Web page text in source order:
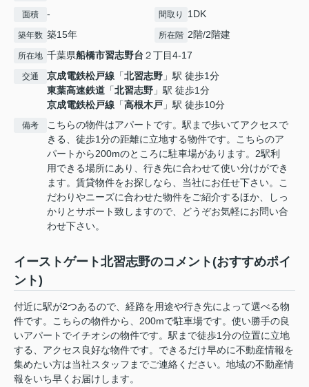
面積 - 間取り 1DK
築年数 築15年 所在階 2階/2階建
所在地 千葉県船橋市習志野台 ２丁目4-17
交通 京成電鉄松戸線 「北習志野 」駅 徒歩1分
東葉高速鉄道 「北習志野 」駅 徒歩1分
京成電鉄松戸線 「高根木戸 」駅 徒歩10分
備考
こちらの物件はアパートです。駅まで歩いてアクセスで
きる、徒歩1分の距離に立地する物件です。こちらのア
パートから200mのところに駐車場があります。2駅利
用できる場所にあり、行き先に合わせて使い分けができ
ます。賃貸物件をお探しなら、当社にお任せ下さい。こ
だわりやニーズに合わせた物件をご紹介するほか、しっ
かりとサポート致しますので、どうぞお気軽にお問い合
わせ下さい。
イーストゲート北習志野のコメント(おすすめポイ
ント)
付近に駅が2つあるので、経路を用途や行き先によって選べる物
件です。こちらの物件から、200mで駐車場です。使い勝手の良
いアパートでイチオシの物件です。駅まで徒歩1分の位置に立地
する、アクセス良好な物件です。できるだけ早めに不動産情報を
集めたい方は当社スタッフまでご連絡ください。地域の不動産情
報をいち早くお届けします。